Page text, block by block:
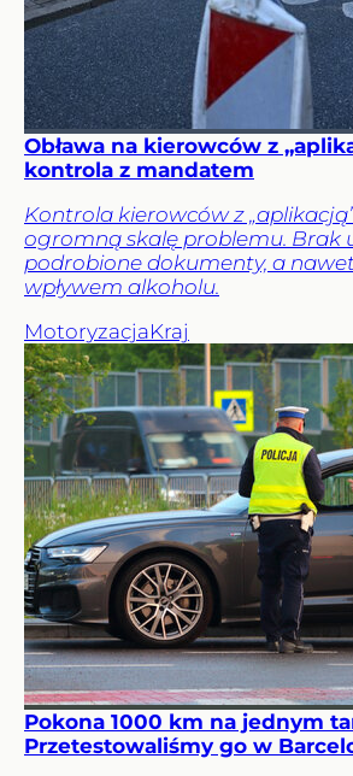
Obława na kierowców z
kontrola z mandatem
Kontrola kierowców z
ogromną skalę problemu. Brak
podrobione dokumenty, a
wpływem alkoholu.
MotoryzacjaKraj
Pokona 1000 km na jednym
Przetestowaliśmy go w